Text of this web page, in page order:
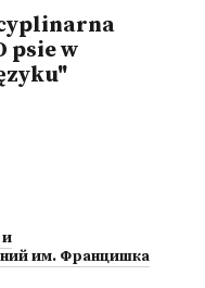
psie w
и
им. Францишка